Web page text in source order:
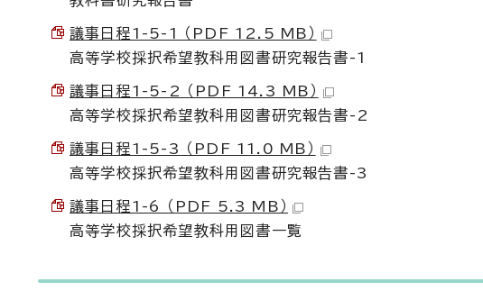
議事日程1-5-1 （PDF 12.5 MB）
高等学校採択希望教科用図書研究報告書-1
議事日程1-5-2 （PDF 14.3 MB）
高等学校採択希望教科用図書研究報告書-2
議事日程1-5-3 （PDF 11.0 MB）
高等学校採択希望教科用図書研究報告書-3
議事日程1-6 （PDF 5.3 MB）
高等学校採択希望教科用図書一覧